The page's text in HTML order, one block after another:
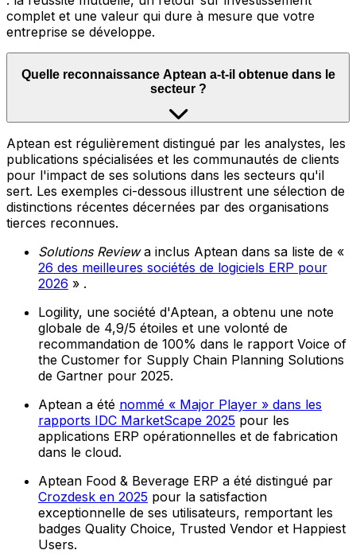
complet et une valeur qui dure à mesure que votre
entreprise se développe.
Quelle reconnaissance Aptean a-t-il obtenue dans le
secteur ?
Aptean est régulièrement distingué par les analystes, les
publications spécialisées et les communautés de clients
pour l'impact de ses solutions dans les secteurs qu'il
sert. Les exemples ci-dessous illustrent une sélection de
distinctions récentes décernées par des organisations
tierces reconnues.
Solutions Reviewa inclus Aptean dans sa liste de «
26 des meilleures sociétés de logiciels ERP pour
2026 » .
Logility, une société d'Aptean, a obtenu une note
globale de 4,9/5 étoiles et une volonté de
recommandation de 100% dans le rapport Voice of
the Customer for Supply Chain Planning Solutions
de Gartner pour 2025.
Aptean a été nommé « Major Player » dans les
rapports IDC MarketScape 2025 pour les
applications ERP opérationnelles et de fabrication
dans le cloud.
Aptean Food & Beverage ERP a été distingué par
Crozdesk en 2025 pour la satisfaction
exceptionnelle de ses utilisateurs, remportant les
badges Quality Choice, Trusted Vendor et Happiest
Users.